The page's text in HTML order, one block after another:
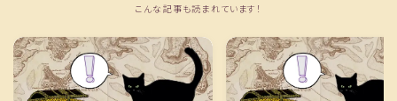
こんな記事も読まれています！